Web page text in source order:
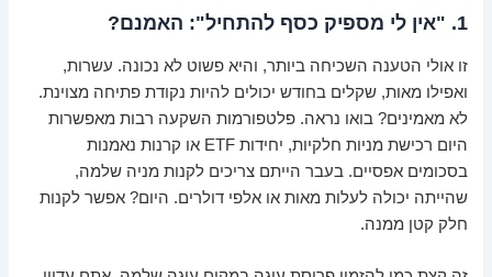
1. "אין לי מספיק כסף להתחיל": האמנם?
זו אולי הטענה השכיחה ביותר, והיא פשוט לא נכונה. עשרות,
ואפילו מאות, שקלים בחודש יכולים להיות נקודת פתיחה מצוינת.
לא מאמינים? בואו נראה. פלטפורמות השקעה רבות מאפשרות
היום רכישת מניות חלקיות, יחידות ETF או קרנות נאמנות
בסכומים אפסיים. בעבר הייתם צריכים לקנות מניה שלמה,
שהייתה יכולה לעלות מאות או אלפי דולרים. היום? אפשר לקנות
חלק קטן ממנה.